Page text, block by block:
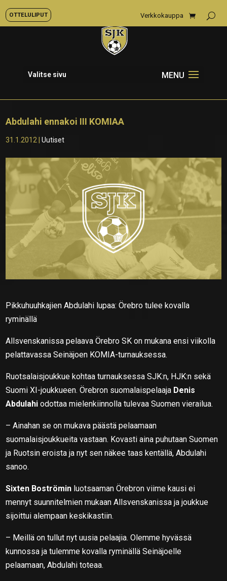
OTTELULIPUT Verkkokauppa
Valitse sivu
Abdulahi ennakoi III KOMIAA
31.1.2012 |Uutiset
Pikkuhuuhkajien Abdulahi lupaa: Örebro tulee kovalla
ryminällä
Allsvenskanissa pelaava Örebro SK on mukana ensi viikolla
pelattavassa Seinäjoen KOMIA-turnauksessa.
Ruotsalaisjoukkue kohtaa turnauksessa SJK:n, HJK:n sekä
Suomi XI-joukkueen. Örebron suomalaispelaaja Denis
Abdulahi odottaa mielenkiinnolla tulevaa Suomen vierailua.
– Ainahan se on mukava päästä pelaamaan
suomalaisjoukkueita vastaan. Kovasti aina puhutaan Suomen
ja Ruotsin eroista ja nyt sen näkee taas kentällä, Abdulahi
sanoo.
Sixten Boströmin luotsaaman Örebron viime kausi ei
mennyt suunnitelmien mukaan Allsvenskanissa ja joukkue
sijoittui alempaan keskikastiin.
– Meillä on tullut nyt uusia pelaajia. Olemme hyvässä
kunnossa ja tulemme kovalla ryminällä Seinäjoelle
pelaamaan, Abdulahi toteaa.